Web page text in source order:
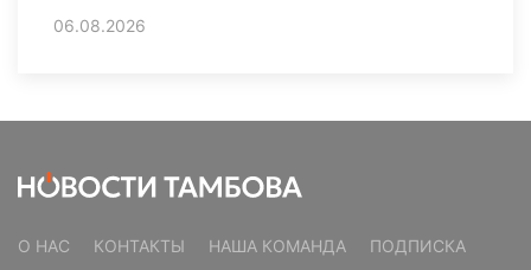
06.08.2026
О НАС КОНТАКТЫ НАША КОМАНДА
ПОДПИСКА